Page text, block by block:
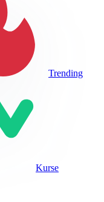
Trending
Kurse